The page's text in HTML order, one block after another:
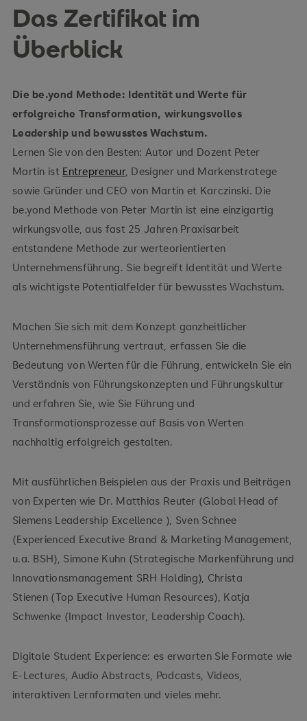
Das Zertifikat im
Überblick
Die be.yond Methode: Identität und Werte für
erfolgreiche Transformation, wirkungsvolles
Leadership und bewusstes Wachstum.
Lernen Sie von den Besten: Autor und Dozent Peter
Martin ist Entrepreneur, Designer und Markenstratege
sowie Gründer und CEO von Martin et Karczinski. Die
be.yond Methode von Peter Martin ist eine einzigartig
wirkungsvolle, aus fast 25 Jahren Praxisarbeit
entstandene Methode zur werteorientierten
Unternehmensführung. Sie begreift Identität und Werte
als wichtigste Potentialfelder für bewusstes Wachstum.
Machen Sie sich mit dem Konzept ganzheitlicher
Unternehmensführung vertraut, erfassen Sie die
Bedeutung von Werten für die Führung, entwickeln Sie ein
Verständnis von Führungskonzepten und Führungskultur
und erfahren Sie, wie Sie Führung und
Transformationsprozesse auf Basis von Werten
nachhaltig erfolgreich gestalten.
Mit ausführlichen Beispielen aus der Praxis und Beiträgen
von Experten wie Dr. Matthias Reuter (Global Head of
Siemens Leadership Excellence ), Sven Schnee
(Experienced Executive Brand & Marketing Management,
u.a. BSH), Simone Kuhn (Strategische Markenführung und
Innovationsmanagement SRH Holding), Christa
Stienen (Top Executive Human Resources), Katja
Schwenke (Impact Investor, Leadership Coach).
Digitale Student Experience: es erwarten Sie Formate wie
E-Lectures, Audio Abstracts, Podcasts, Videos,
interaktiven Lernformaten und vieles mehr.